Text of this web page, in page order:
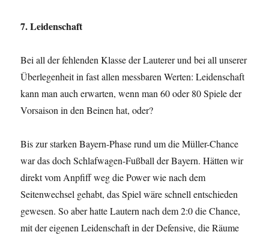
7. Leidenschaft
Bei all der fehlenden Klasse der Lauterer und bei all unserer
Überlegenheit in fast allen messbaren Werten: Leidenschaft
kann man auch erwarten, wenn man 60 oder 80 Spiele der
Vorsaison in den Beinen hat, oder?
Bis zur starken Bayern-Phase rund um die Müller-Chance
war das doch Schlafwagen-Fußball der Bayern. Hätten wir
direkt vom Anpfiff weg die Power wie nach dem
Seitenwechsel gehabt, das Spiel wäre schnell entschieden
gewesen. So aber hatte Lautern nach dem 2:0 die Chance,
mit der eigenen Leidenschaft in der Defensive, die Räume